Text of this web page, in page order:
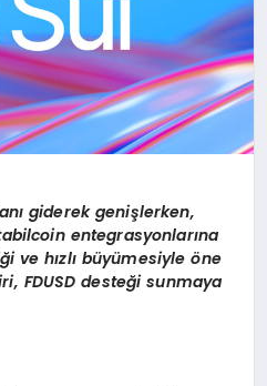
giderek genişlerken,
entegrasyonlarına
ve hızlı büyümesiyleöne
FDUSD desteği sunmaya